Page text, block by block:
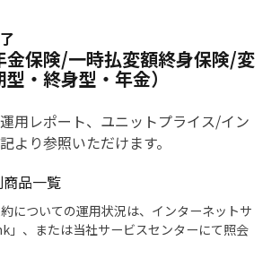
金保険/一時払変額終身保険/変
・終身型・年金）
用レポート、ユニットプライス/イン
より参照いただけます。
品一覧
についての運用状況は、インターネットサ
」、または当社サービスセンターにて照会